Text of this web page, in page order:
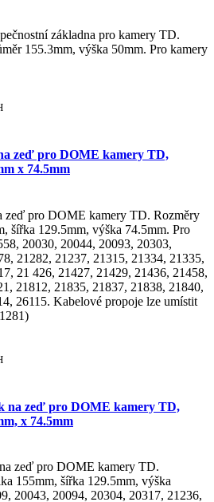
základna pro kamery TD.
155.3mm, výška 50mm. Pro kamery
zeď pro DOME kamery TD,
x 74.5mm
pro DOME kamery TD. Rozměry
šířka 129.5mm, výška 74.5mm. Pro
20030, 20044, 20093, 20303,
21282, 21237, 21315, 21334, 21335,
21 426, 21427, 21429, 21436, 21458,
21812, 21835, 21837, 21838, 21840,
26115. Kabelové propoje lze umístit
na zeď pro DOME kamery TD,
x 74.5mm
zeď pro DOME kamery TD.
155mm, šířka 129.5mm, výška
20043, 20094, 20304, 20317, 21236,